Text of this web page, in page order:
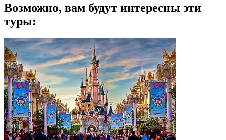
Возможно, вам будут интересны эти
туры: